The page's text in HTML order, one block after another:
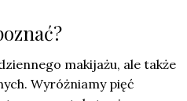
makijażu, ale także
Wyróżniamy pięć